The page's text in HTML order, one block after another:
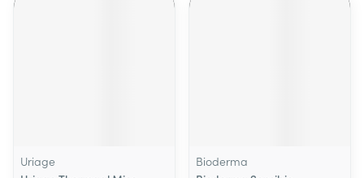
Uriage
Bioderma